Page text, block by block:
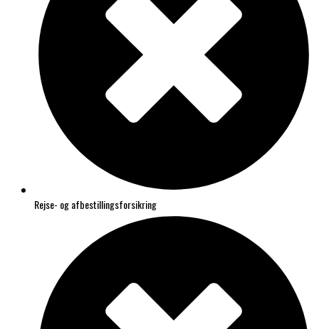
Rejse- og afbestillingsforsikring